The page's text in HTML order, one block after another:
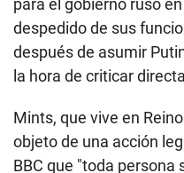
para el gobierno ruso
despedido de sus
después de asumir
la hora de criticar
Mints, que vive en
objeto de una acción
BBC que "toda persona